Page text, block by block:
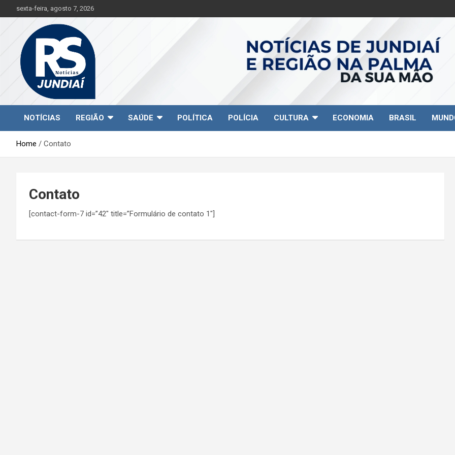
k
t
sexta-feira, agosto 7, 2026
RS Notícias Jundiaí
Jundiaí e região na palma da sua mão!
NOTÍCIAS
REGIÃO SAÚDE POLÍTICA POLÍCIA CULTURA ECONOMIA BRASIL
Home Contato
Contato
[contact-form-7 id=”42″ title=”Formulário de contato 1″]